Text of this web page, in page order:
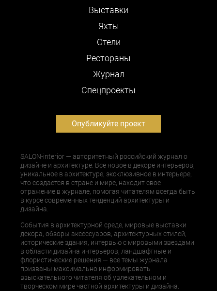
Выставки
Яхты
Отели
Рестораны
Журнал
Cпецпроекты
Опубликуйте проект
SALON-interior — авторитетный российский журнал о
дизайне и архитектуре. Все новое в декоре интерьеров,
уникальное в архитектуре, эксклюзивное в интерьере,
что создается в стране и мире, находит свое
отражение в журнале, помогая читателям всегда быть
в курсе современных тенденций архитектуры и
дизайна.
События в архитектурной среде, мировые выставки
декора, обзоры аксессуаров, архитектурных стилей,
исторические здания, интервью с мировыми звездами
в области дизайна интерьеров, ландшафтные и
флористические решения — все темы журнала
призваны максимально информировать
взыскательного читателя об увлекательном и
творческом мире частной архитектуры и дизайна.